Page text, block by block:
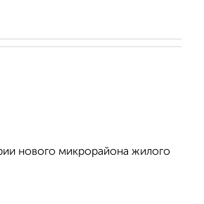
нового микрорайона жилого